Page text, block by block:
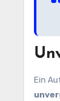
Ein